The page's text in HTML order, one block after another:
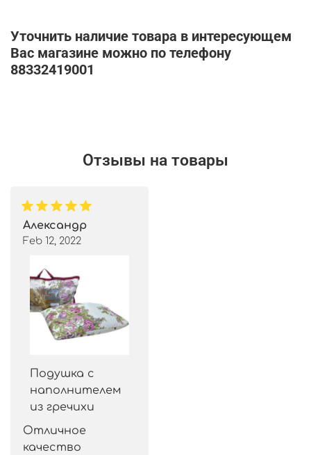
Уточнить наличие товара в интересующем
Вас магазине можно по телефону
88332419001
Отзывы на товары
Александр
Feb 12, 2022
Подушка с
наполнителем
из гречихи
Отличное
качество